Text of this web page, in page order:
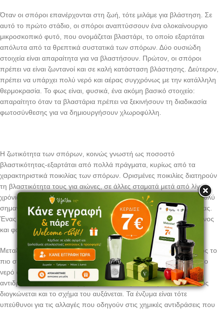
Όταν οι σπόροι επανέρχονται στη ζωή, τότε μιλάμε για βλάστηση. Σε
αυτό το πρώτο στάδιο, οι σπόροι αναπτύσσουν ένα ολοκαίνουργιο
μικροσκοπικό φυτό, που ονομάζεται βλαστάρι, το οποίο εξαρτάται
απόλυτα από τα θρεπτικά συστατικά των σπόρων. Δύο ουσιώδη
στοιχεία είναι απαραίτητα για να βλαστήσουν. Πρώτον, οι σπόροι
πρέπει να είναι ζωντανοί και σε καλή κατάσταση βλάστησης. Δεύτερον,
πρέπει να υπάρχει πολύ νερό και αέρας συγχρόνως με την κατάλληλη
θερμοκρασία. Το φως είναι, φυσικά, ένα ακόμη βασικό στοιχείο:
απαραίτητο όταν τα βλαστάρια πρέπει να ξεκινήσουν τη διαδικασία
φωτοσύνθεσης για να δημιουργήσουν χλωροφύλλη.
Η ζωτικότητα των σπόρων, κοινώς γνωστή ως ποσοστό
βλαστικότητας-εξαρτάται από πολλά πράγματα, κυρίως από τα
χαρακτηριστικά ποικιλίας των σπόρων. Ορισμένες ποικιλίες διατηρούν
τη βλαστικότητα τους για αιώνες, σε άλλες σταματά μετά από λίγα
χρόνια. Οι συνθήκες καλλιέργειας και αποθήκευσης είναι επίσης πολύ
σημαντικές στην αξιολόγηση της καλής ποιότητας των σπόρων σας.
Ένας ζωντανός σπόρος ποτέ δεν είναι σπασμένος ή κατεστραμμένος
και φαίνεται καλός εξωτερικά και στο χρώμα και στο σχήμα του.
Μεταξύ των βασικών στοιχείων για τη βλάστηση, το νερό είναι ίσως το
πιο σημαντικό. Λειτουργεί σαν διακόπτης φώτων. Τη στιγμή που το
νερό αγγίζει το σπόρο, αρχίζει μια σειρά πολύπλοκων χημικών
αντιδράσεων που επαναφέρουν τους σπόρους στη ζωή. Ο σπόρος
διογκώνεται και το σχήμα του αυξάνεται. Τα ένζυμα είναι τότε
υπεύθυνοι για τις αλλαγές που οδηγούν στις χημικές αντιδράσεις που